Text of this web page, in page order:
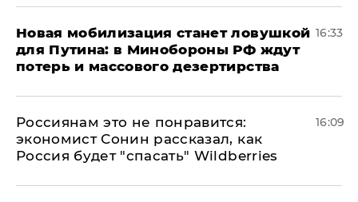
​Новая мобилизация станет ловушкой
для Путина: в Минобороны РФ ждут
потерь и массового дезертирства
16:33
Россиянам это не понравится:
экономист Сонин рассказал, как
Россия будет "спасать" Wildberries
16:09